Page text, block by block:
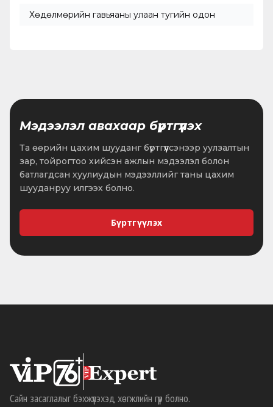
Хөдөлмөрийн гавьяаны улаан тугийн одон
Мэдээлэл авахаар бүртгүүлэх
Та өөрийн цахим шууданг бүртгүүлсэнээр уулзалтын
зар, тойрогтоо хийсэн ажлын мэдээлэл болон
батлагдсан хуулиудын мэдээллийг таны цахим
шууданруу илгээх болно.
Бүртгүүлэх
Сайн засаглалыг бэхжүүлэхэд хөгжлийн гүүр болно.